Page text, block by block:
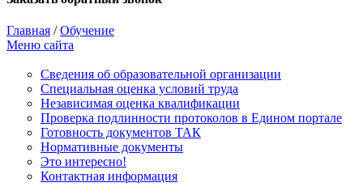
Главная /Обучение
Меню сайта
Сведения об образовательной организации
Cпециальная оценка условий труда
Независимая оценка квалификации
Проверка подлинности протоколов в Едином портале
Готовность документов ТАК
Нормативные документы
Это интересно!
Контактная информация